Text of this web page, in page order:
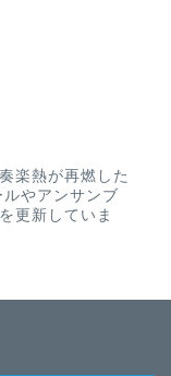
楽熱が再燃した
やアンサンブ
更新していま